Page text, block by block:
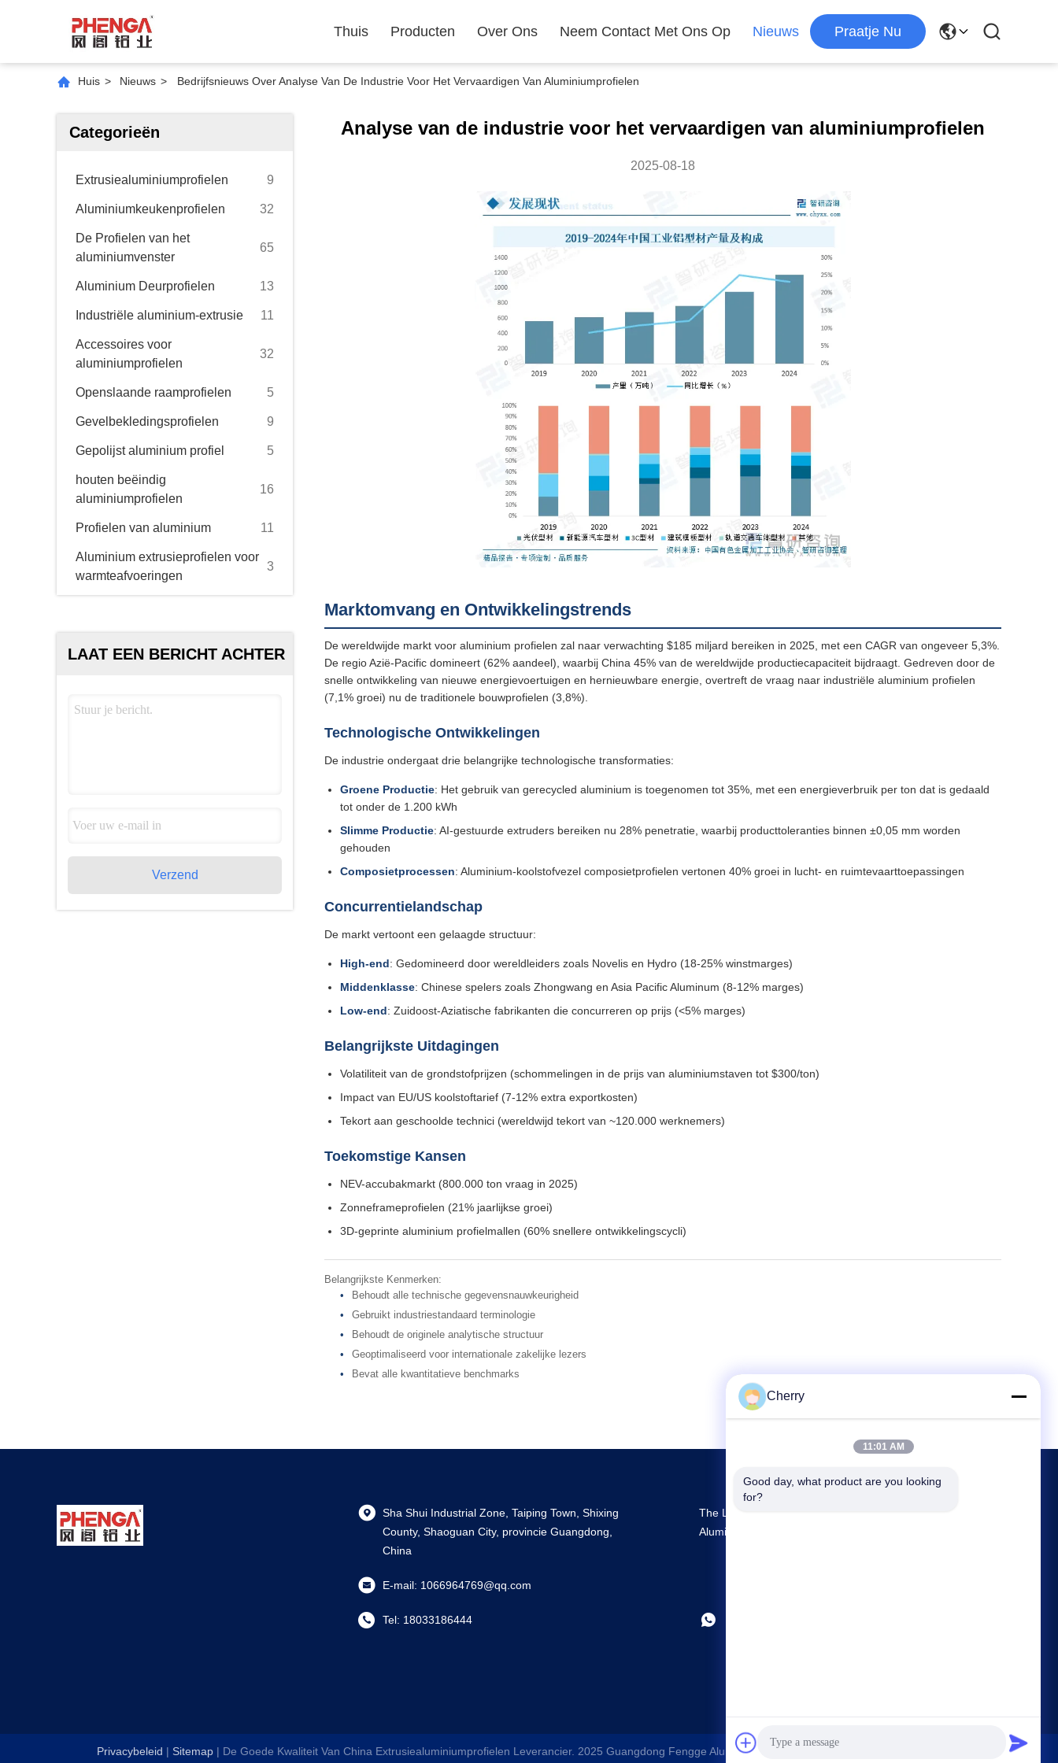
Thuis Producten Over Ons Neem Contact Met Ons Op Nieuws Praatje Nu
Huis > Nieuws > Bedrijfsnieuws Over Analyse Van De Industrie Voor Het Vervaardigen Van Aluminiumprofielen
Categorieën
Extrusiealuminiumprofielen 9
Aluminiumkeukenprofielen 32
De Profielen van het
aluminiumvenster
65
Aluminium Deurprofielen 13
Industriële aluminium-extrusie 11
Accessoires voor
aluminiumprofielen
32
Openslaande raamprofielen 5
Gevelbekledingsprofielen 9
Gepolijst aluminium profiel 5
houten beëindig
aluminiumprofielen
16
Profielen van aluminium 11
Aluminium extrusieprofielen voor
warmteafvoeringen
3
LAAT EEN BERICHT ACHTER
Verzend
Analyse van de industrie voor het vervaardigen van aluminiumprofielen
2025-08-18
Marktomvang en Ontwikkelingstrends
De wereldwijde markt voor aluminium profielen zal naar verwachting $185 miljard bereiken in 2025, met een CAGR van ongeveer 5,3%.
De regio Azië-Pacific domineert (62% aandeel), waarbij China 45% van de wereldwijde productiecapaciteit bijdraagt. Gedreven door de
snelle ontwikkeling van nieuwe energievoertuigen en hernieuwbare energie, overtreft de vraag naar industriële aluminium profielen
(7,1% groei) nu de traditionele bouwprofielen (3,8%).
Technologische Ontwikkelingen
De industrie ondergaat drie belangrijke technologische transformaties:
Groene Productie: Het gebruik van gerecycled aluminium is toegenomen tot 35%, met een energieverbruik per ton dat is gedaald
tot onder de 1.200 kWh
Slimme Productie: AI-gestuurde extruders bereiken nu 28% penetratie, waarbij producttoleranties binnen ±0,05 mm worden
gehouden
Composietprocessen: Aluminium-koolstofvezel composietprofielen vertonen 40% groei in lucht- en ruimtevaarttoepassingen
Concurrentielandschap
De markt vertoont een gelaagde structuur:
High-end: Gedomineerd door wereldleiders zoals Novelis en Hydro (18-25% winstmarges)
Middenklasse: Chinese spelers zoals Zhongwang en Asia Pacific Aluminum (8-12% marges)
Low-end: Zuidoost-Aziatische fabrikanten die concurreren op prijs (<5% marges)
Belangrijkste Uitdagingen
Volatiliteit van de grondstofprijzen (schommelingen in de prijs van aluminiumstaven tot $300/ton)
Impact van EU/US koolstoftarief (7-12% extra exportkosten)
Tekort aan geschoolde technici (wereldwijd tekort van ~120.000 werknemers)
Toekomstige Kansen
NEV-accubakmarkt (800.000 ton vraag in 2025)
Zonneframeprofielen (21% jaarlijkse groei)
3D-geprinte aluminium profielmallen (60% snellere ontwikkelingscycli)
Belangrijkste Kenmerken:
Behoudt alle technische gegevensnauwkeurigheid
Gebruikt industriestandaard terminologie
Behoudt de originele analytische structuur
Geoptimaliseerd voor internationale zakelijke lezers
Bevat alle kwantitatieve benchmarks
Sha Shui Industrial Zone, Taiping Town, Shixing
County, Shaoguan City, provincie Guangdong,
China
E-mail: 1066964769@qq.com
Tel: 18033186444
The Largest R&D And Production Extrusion
Aluminium Profiles Supplier In China
Privacybeleid | Sitemap| De Goede Kwaliteit Van China Extrusiealuminiumprofielen Leverancier. 2025 Guangdong Fengge Aluminum Co., Ltd. . Alle Rechten Voorbehoudena.
Cherry
11:01 AM
Good day, what product are you looking
for?